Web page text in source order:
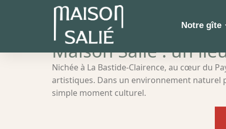
Notre gîte
Maison Salié : un
Nichée à La Bastide-Clairence, au cœur du
artistiques. Dans un environnement naturel
simple moment culturel.